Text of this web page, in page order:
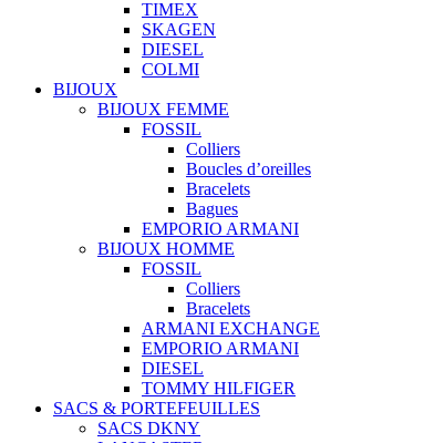
TIMEX
SKAGEN
DIESEL
COLMI
BIJOUX
BIJOUX FEMME
FOSSIL
Colliers
Boucles d’oreilles
Bracelets
Bagues
EMPORIO ARMANI
BIJOUX HOMME
FOSSIL
Colliers
Bracelets
ARMANI EXCHANGE
EMPORIO ARMANI
DIESEL
TOMMY HILFIGER
SACS & PORTEFEUILLES
SACS DKNY